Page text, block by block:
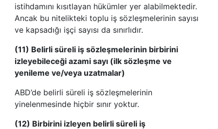
istihdamını kısıtlayan hükümler yer alabilmektedir.
Ancak bu nitelikteki toplu iş sözleşmelerinin sayısı
ve kapsadığı işçi sayısı da sınırlıdır.
(11) Belirli süreli iş sözleşmelerinin birbirini
izleyebileceği azami sayı (ilk sözleşme ve
yenileme ve/veya uzatmalar)
ABD’de belirli süreli iş sözleşmelerinin
yinelenmesinde hiçbir sınır yoktur.
(12) Birbirini izleyen belirli süreli iş